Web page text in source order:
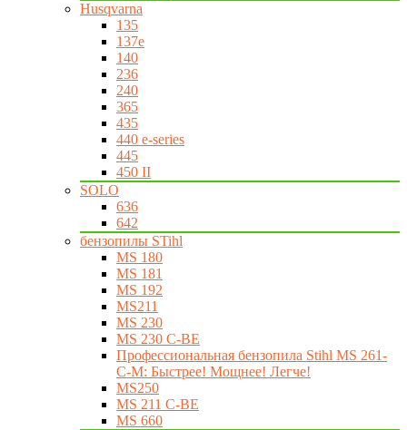
Husqvarna
135
137e
140
236
240
365
435
440 e-series
445
450 II
SOLO
636
642
бензопилы STihl
MS 180
MS 181
MS 192
MS211
MS 230
MS 230 C-BE
Профессиональная бензопила Stihl MS 261-
C-M: Быстрее! Мощнее! Легче!
MS250
MS 211 C-BE
MS 660